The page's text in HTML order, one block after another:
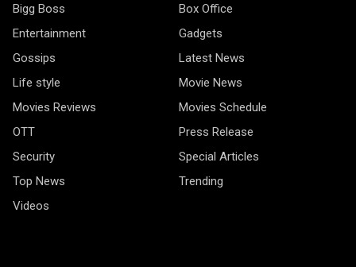
Bigg Boss
Box Office
Entertainment
Gadgets
Gossips
Latest News
Life style
Movie News
Movies Reviews
Movies Schedule
OTT
Press Release
Security
Special Articles
Top News
Trending
Videos